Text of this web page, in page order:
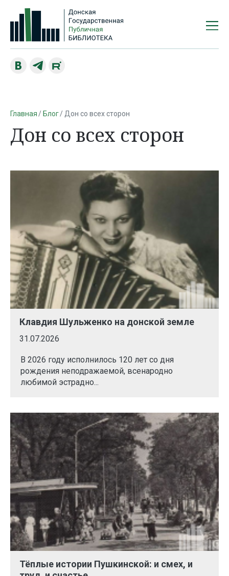
Главная Блог Дон со всех сторон
Дон со всех сторон
Клавдия Шульженко на донской земле
31.07.2026
В 2026 году исполнилось 120 лет со дня
рождения неподражаемой, всенародно
любимой эстрадно...
Тёплые истории Пушкинской: и смех, и